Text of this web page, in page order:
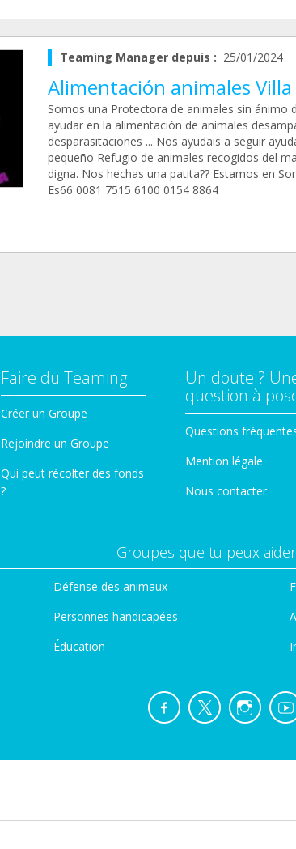
Teaming Manager depuis : 25/01/2024
Alimentación animales
Somos una Protectora de animales sin ánimo
ayudar en la alimentación de animales
desparasitaciones ... Nos ayudais a seguir
pequeño Refugio de animales recogidos del
digna. Nos hechas una patita?? Estamos en
Es66 0081 7515 6100 0154 8864
Faire du Teaming
Créer un Groupe
Rejoindre un Groupe
Qui peut récolter des fonds
?
Un doute ?
question à
Questions
Mention légale
Nous contacter
Groupes que tu peux
Défense des animaux
Personnes handicapées
Éducation